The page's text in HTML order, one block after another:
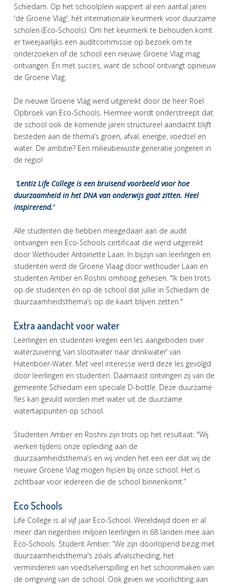
Schiedam. Op het schoolplein wappert al een aantal jaren
'de Groene Vlag': hét internationale keurmerk voor duurzame
scholen (Eco-Schools). Om het keurmerk te behouden komt
er tweejaarlijks een auditcommissie op bezoek om te
onderzoeken of de school een nieuwe Groene Vlag mag
ontvangen. En met succes, want de school ontvangt opnieuw
de Groene Vlag.
De nieuwe Groene Vlag werd uitgereikt door de heer Roel
Opbroek van Eco-Schools. Hiermee wordt onderstreept dat
de school ook de komende jaren structureel aandacht blijft
besteden aan de thema’s groen, afval, energie, voedsel en
water. De ambitie? Een milieubewuste generatie jongeren in
de regio!
‘Lentiz Life College is een bruisend voorbeeld voor hoe
duurzaamheid in het DNA van onderwijs gaat zitten. Heel
inspirerend.’
Alle studenten die hebben meegedaan aan de audit
ontvangen een Eco-Schools certificaat die werd uitgereikt
door Wethouder Antoinette Laan. In bijzijn van leerlingen en
studenten werd de Groene Vlaag door wethouder Laan en
studenten Amber en Roshni omhoog gehesen. "Ik ben trots
op de studenten én op de school dat jullie in Schiedam de
duurzaamheidsthema’s op de kaart blijven zetten."
Extra aandacht voor water
Leerlingen en studenten kregen een les aangeboden over
waterzuivering ‘van slootwater naar drinkwater’ van
Hatenboer-Water. Met veel interesse werd deze les gevolgd
door leerlingen en studenten. Daarnaast ontvingen zij van de
gemeente Schiedam een speciale D-bottle. Deze duurzame
fles kan gevuld worden met water uit de duurzame
watertappunten op school.
Studenten Amber en Roshni zijn trots op het resultaat: "Wij
werken tijdens onze opleiding aan de
duurzaamheidsthema’s en wij vinden het een eer dat wij de
nieuwe Groene Vlag mogen hijsen bij onze school. Het is
zichtbaar voor iedereen die de school binnenkomt.”
Eco Schools
Life College is al vijf jaar Eco-School. Wereldwijd doen er al
meer dan negentien miljoen leerlingen in 68 landen mee aan
Eco-Schools. Student Amber: “We zijn doorlopend bezig met
duurzaamheidsthema's zoals afvalscheiding, het
verminderen van voedselverspilling en het schoonmaken van
de omgeving van de school. Ook geven we voorlichting aan